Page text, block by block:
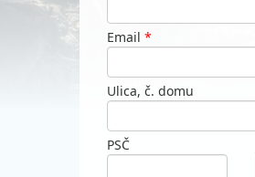
Email *
Ulica, č. domu
PSČ